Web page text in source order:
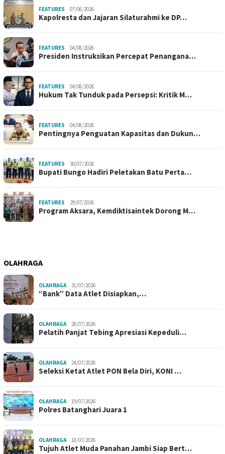
FEATURES 07/08/2026
Kapolresta dan Jajaran Silaturahmi ke DP…
FEATURES 04/08/2026
Presiden Instruksikan Percepat Penangana…
FEATURES 04/08/2026
Hukum Tak Tunduk pada Persepsi: Kritik M…
FEATURES 04/08/2026
Pentingnya Penguatan Kapasitas dan Dukun…
FEATURES 30/07/2026
Bupati Bungo Hadiri Peletakan Batu Perta…
FEATURES 29/07/2026
Program Aksara, Kemdiktisaintek Dorong M…
OLAHRAGA
OLAHRAGA 31/07/2026
“Bank” Data Atlet Disiapkan,…
OLAHRAGA 28/07/2026
Pelatih Panjat Tebing Apresiasi Kepeduli…
OLAHRAGA 24/07/2026
Seleksi Ketat Atlet PON Bela Diri, KONI …
OLAHRAGA 19/07/2026
Polres Batanghari Juara 1
OLAHRAGA 18/07/2026
Tujuh Atlet Muda Panahan Jambi Siap Bert…